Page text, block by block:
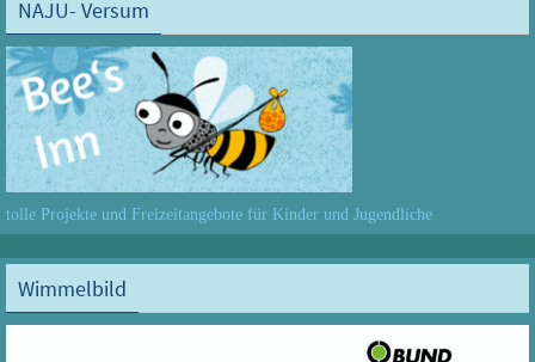
NAJU- Versum
tolle Projekte und Freizeitangebote für Kinder und Jugendliche
Wimmelbild